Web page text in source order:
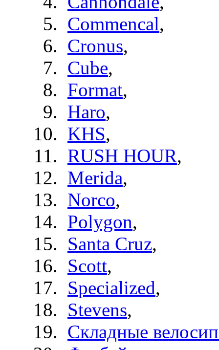
Commencal,
Cronus,
Cube,
Format,
Haro,
KHS,
RUSH HOUR,
Merida,
Norco,
Polygon,
Santa Cruz,
Scott,
Specialized,
Stevens,
Складные